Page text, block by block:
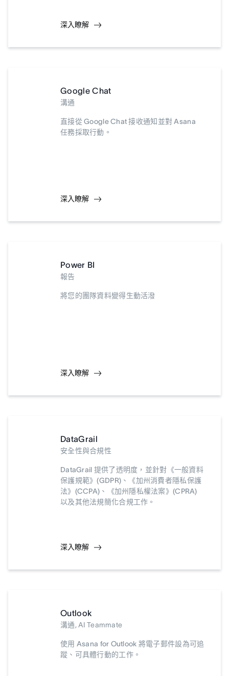
深入瞭解
Google Chat
溝通
直接從 Google Chat 接收通知並對 Asana
任務採取行動。
深入瞭解
Power BI
報告
將您的團隊資料變得生動活潑
深入瞭解
DataGrail
安全性與合規性
DataGrail 提供了透明度，並針對《一般資料
保護規範》(GDPR)、《加州消費者隱私保護
法》(CCPA)、《加州隱私權法案》(CPRA)
以及其他法規簡化合規工作。
深入瞭解
Outlook
溝通, AI Teammate
使用 Asana for Outlook 將電子郵件設為可追
蹤、可具體行動的工作。